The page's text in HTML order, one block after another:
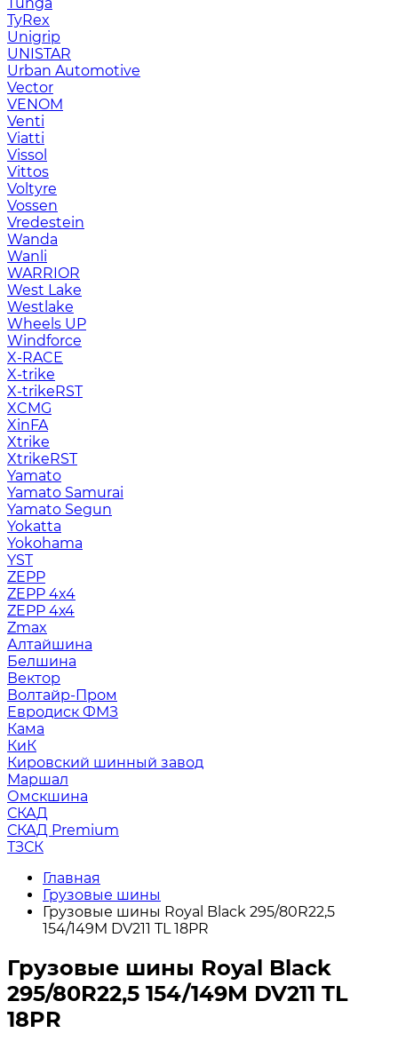
TyRex
Unigrip
UNISTAR
Urban Automotive
Vector
VENOM
Venti
Viatti
Vissol
Vittos
Voltyre
Vossen
Vredestein
Wanda
Wanli
WARRIOR
West Lake
Westlake
Wheels UP
Windforce
X-RACE
X-trike
X-trikeRST
XCMG
XinFA
Xtrike
XtrikeRST
Yamato
Yamato Samurai
Yamato Segun
Yokatta
Yokohama
YST
ZEPP
ZEPP 4x4
ZEPP 4х4
Zmax
Алтайшина
Белшина
Вектор
Волтайр-Пром
Евродиск ФМЗ
Кама
КиК
Кировский шинный завод
Маршал
Омскшина
СКАД
СКАД Premium
ТЗСК
Главная
Грузовые шины
Грузовые шины Royal Black 295/80R22,5
154/149M DV211 TL 18PR
Грузовые шины Royal Black
295/80R22,5 154/149M DV211 TL
18PR